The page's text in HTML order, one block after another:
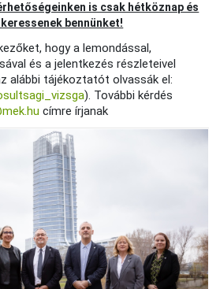
is csak hétköznap és
bennünket!
hogy a lemondással,
és a jelentkezés részleteivel
alábbi tájékoztatót olvassák el:
). További kérdés
címre írjanak